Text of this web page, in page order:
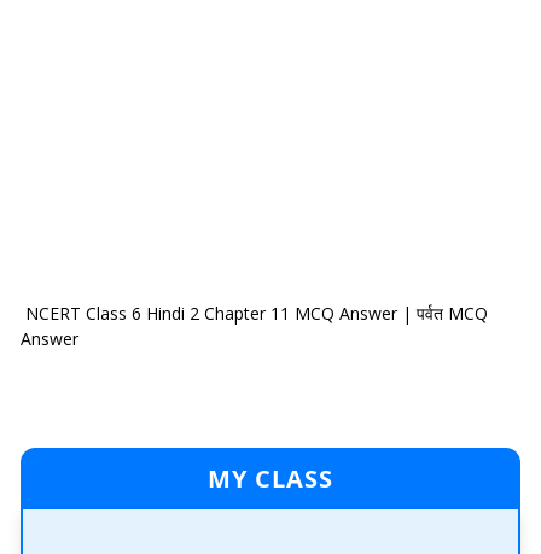
NCERT Class 6 Hindi 2 Chapter 11 MCQ Answer | पर्वत MCQ
Answer
MY CLASS